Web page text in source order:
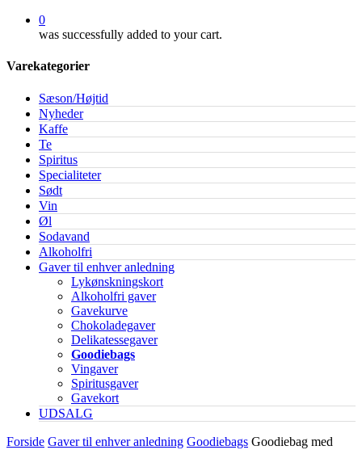
0
was successfully added to your cart.
Varekategorier
Sæson/Højtid
Nyheder
Kaffe
Te
Spiritus
Specialiteter
Sødt
Vin
Øl
Sodavand
Alkoholfri
Gaver til enhver anledning
Lykønskningskort
Alkoholfri gaver
Gavekurve
Chokoladegaver
Delikatessegaver
Goodiebags
Vingaver
Spiritusgaver
Gavekort
UDSALG
Forside Gaver til enhver anledning Goodiebags Goodiebag med